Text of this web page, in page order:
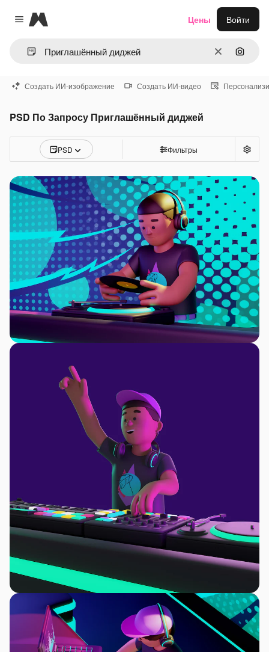
Close menu
Magnific
ОчиститьПоиск
Цены Войти
Создать ИИ-изображение Создать ИИ-видео
PSD По Запросу Приглашённый диджей
PSD Фильтры